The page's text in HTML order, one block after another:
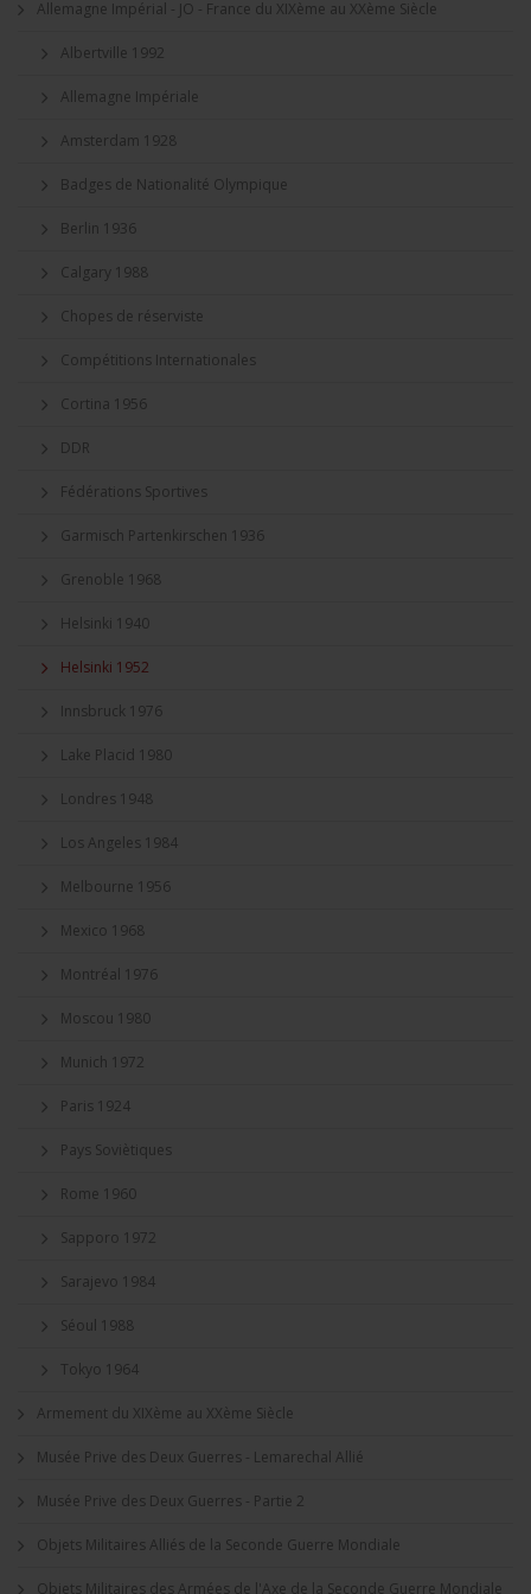
Allemagne Impérial - JO - France du XIXème au XXème Siècle
Albertville 1992
Allemagne Impériale
Amsterdam 1928
Badges de Nationalité Olympique
Berlin 1936
Calgary 1988
Chopes de réserviste
Compétitions Internationales
Cortina 1956
DDR
Fédérations Sportives
Garmisch Partenkirschen 1936
Grenoble 1968
Helsinki 1940
Helsinki 1952
Innsbruck 1976
Lake Placid 1980
Londres 1948
Los Angeles 1984
Melbourne 1956
Mexico 1968
Montréal 1976
Moscou 1980
Munich 1972
Paris 1924
Pays Soviètiques
Rome 1960
Sapporo 1972
Sarajevo 1984
Séoul 1988
Tokyo 1964
Armement du XIXème au XXème Siècle
Musée Prive des Deux Guerres - Lemarechal Allié
Musée Prive des Deux Guerres - Partie 2
Objets Militaires Alliés de la Seconde Guerre Mondiale
Objets Militaires des Armées de l'Axe de la Seconde Guerre Mondiale